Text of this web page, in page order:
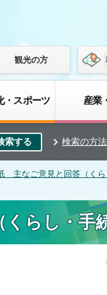
観光の方
・スポーツ 産業
検索の方法
主なご意見と回答（くら
らし・手